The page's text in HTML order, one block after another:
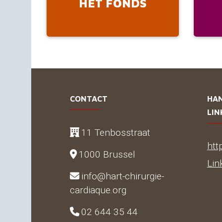
HET FONDS
CONTACT
11 Tenbosstraat
1000 Brussel
info@hart-chirurgie-
cardiaque.org
02 644 35 44